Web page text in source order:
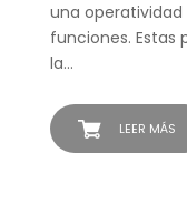
LEER MÁS
una
funciones. Estas
la…